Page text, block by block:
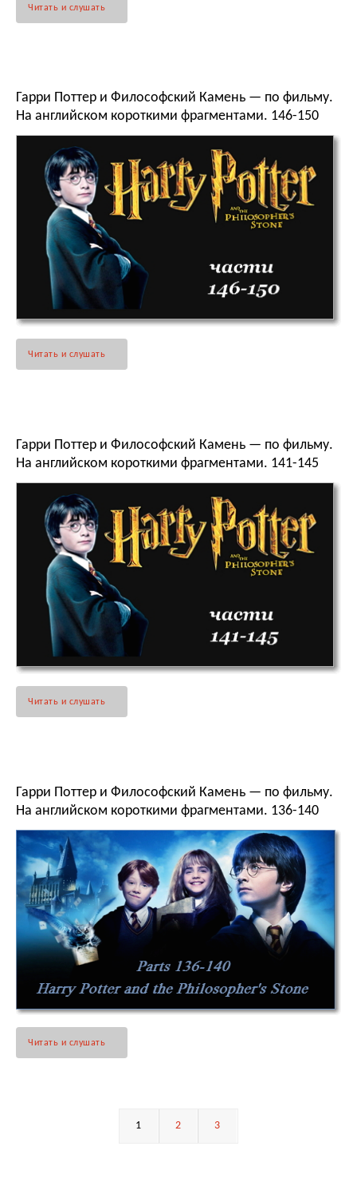
Читать и слушать
Гарри Поттер и Философский Камень — по фильму.
На английском короткими фрагментами. 146-150
Читать и слушать
Гарри Поттер и Философский Камень — по фильму.
На английском короткими фрагментами. 141-145
Читать и слушать
Гарри Поттер и Философский Камень — по фильму.
На английском короткими фрагментами. 136-140
Читать и слушать
1 2 3